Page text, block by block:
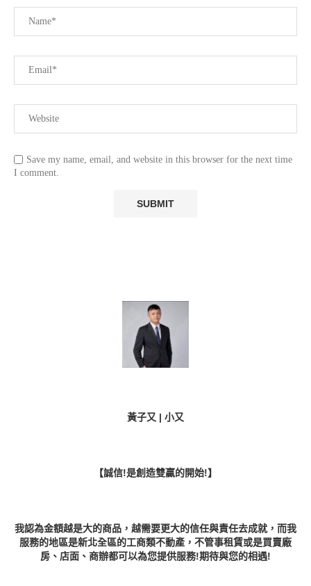
Save my name, email, and website in this browser for the next time
I comment.
黃子又 | 小又
【誠信!是創造雙贏的開始!】
我認為金額越是大的商品，越需要更大的信任與責任去成就，而我
服務的地區是新北全區的工商類不動產，不管事租賃或是買賣廠
房、店面、商辦都可以為您提供服務!期待與您的相遇!